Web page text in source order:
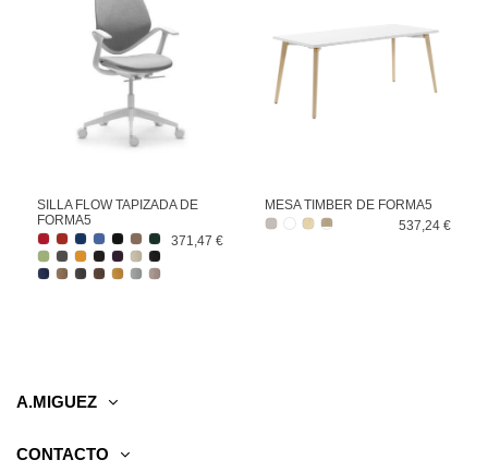
SILLA FLOW TAPIZADA DE
FORMA5
371,47 €
MESA TIMBER DE FORMA5
537,24 €
A.MIGUEZ
CONTACTO